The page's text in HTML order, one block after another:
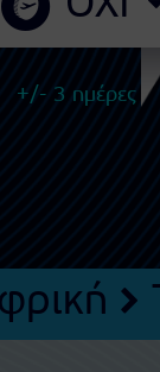
+/- 3 ημέρες